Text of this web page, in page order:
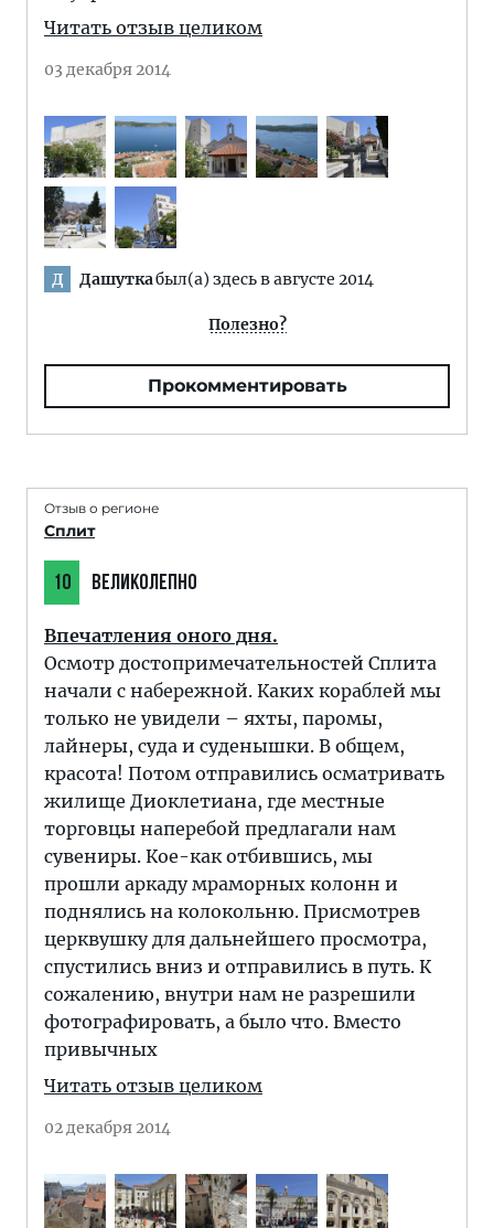
Читать отзыв целиком
03 декабря 2014
Д Дашуткабыл(а) здесь в августе 2014
Полезно?
Прокомментировать
Отзыв о регионе
Сплит
10 ВЕЛИКОЛЕПНО
Впечатления оного дня.
Осмотр достопримечательностей Сплита
начали с набережной. Каких кораблей мы
только не увидели – яхты, паромы,
лайнеры, суда и суденышки. В общем,
красота! Потом отправились осматривать
жилище Диоклетиана, где местные
торговцы наперебой предлагали нам
сувениры. Кое-как отбившись, мы
прошли аркаду мраморных колонн и
поднялись на колокольню. Присмотрев
церквушку для дальнейшего просмотра,
спустились вниз и отправились в путь. К
сожалению, внутри нам не разрешили
фотографировать, а было что. Вместо
привычных
Читать отзыв целиком
02 декабря 2014